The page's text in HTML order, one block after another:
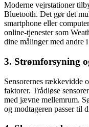
Moderne vejrstationer
Bluetooth. Det gør det
smartphone eller
online-tjenester som
dine målinger med andre
3. Strømforsyning
Sensorernes rækkevidde
faktorer. Trådløse
med jævne mellemrum.
og modtageren passer til